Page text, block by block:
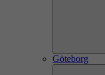
Göteborg